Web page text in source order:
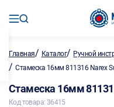
Главная/ Каталог/ Ручной
/ Стамеска 16мм 811316 Narex
Стамеска 16мм
Код товара: 36415